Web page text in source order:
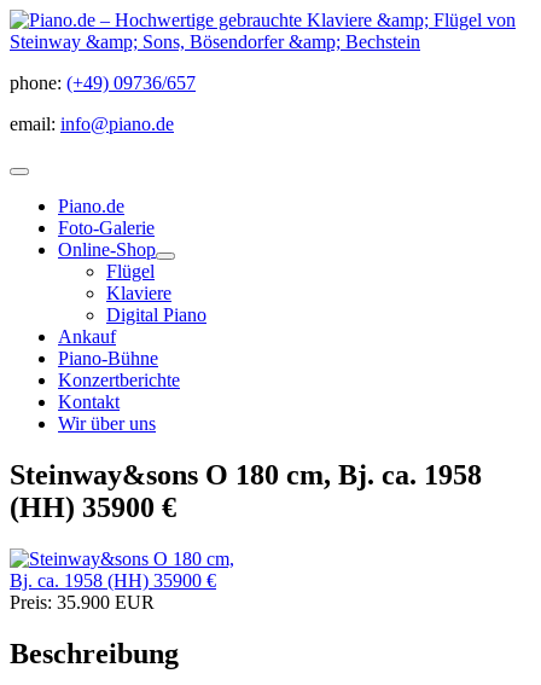
phone: (+49) 09736/657
email: info@piano.de
Piano.de
Foto-Galerie
Online-Shop
Flügel
Klaviere
Digital Piano
Ankauf
Piano-Bühne
Konzertberichte
Kontakt
Wir über uns
Steinway&sons O 180 cm, Bj. ca. 1958
(HH) 35900 €
Preis: 35.900 EUR
Beschreibung